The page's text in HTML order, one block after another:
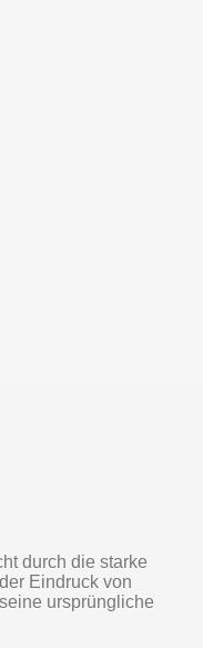
durch die starke
Eindruck von
ursprüngliche